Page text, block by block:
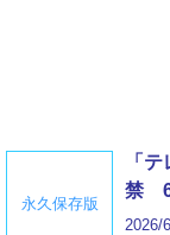
永久保存版
「
禁
2026/